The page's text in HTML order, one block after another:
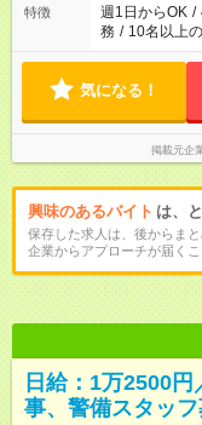
特徴 週1日からOK /
務 / 10名以上
気になる！
掲載元企
興味のあるバイト は、
保存した求人は、後からまと
企業からアプローチが届くこ
日給：1万2500
事、警備スタッフ